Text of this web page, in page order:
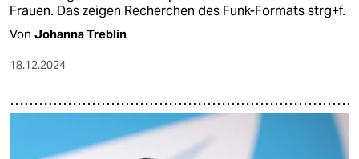
Frauen. Das zeigen Recherchen des Funk-Formats strg+f.
Von Johanna Treblin
18.12.2024